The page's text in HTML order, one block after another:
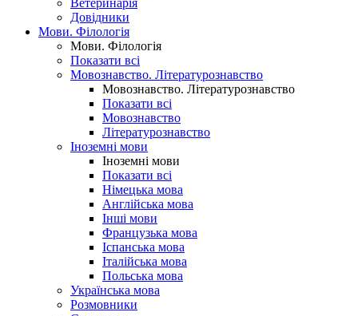
Ветеринарія
Довідники
Мови. Філологія
Мови. Філологія
Показати всі
Мовознавство. Літературознавство
Мовознавство. Літературознавство
Показати всі
Мовознавство
Літературознавство
Іноземні мови
Іноземні мови
Показати всі
Німецька мова
Англійська мова
Інші мови
Французька мова
Іспанська мова
Італійська мова
Польська мова
Українська мова
Розмовники